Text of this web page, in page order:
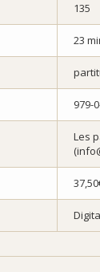
135
23
979-
Les